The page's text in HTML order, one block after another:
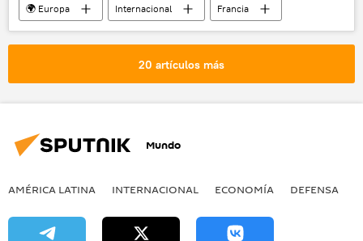
🌍 Europa Internacional
Francia
París
tiroteo ISIS noticias
20 artículos más
Mundo
AMÉRICA LATINA INTERNACIONAL ECONOMÍA DEFENSA